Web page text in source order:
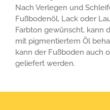
Nach Verlegen und
Fußbodenöl, Lack oder
Farbton gewünscht, kann
mit pigmentiertem Öl
kann der Fußboden auch
geliefert werden.